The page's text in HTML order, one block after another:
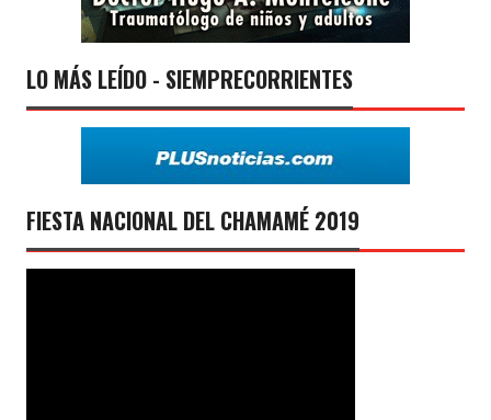
LO MÁS LEÍDO - SIEMPRECORRIENTES
FIESTA NACIONAL DEL CHAMAMÉ 2019